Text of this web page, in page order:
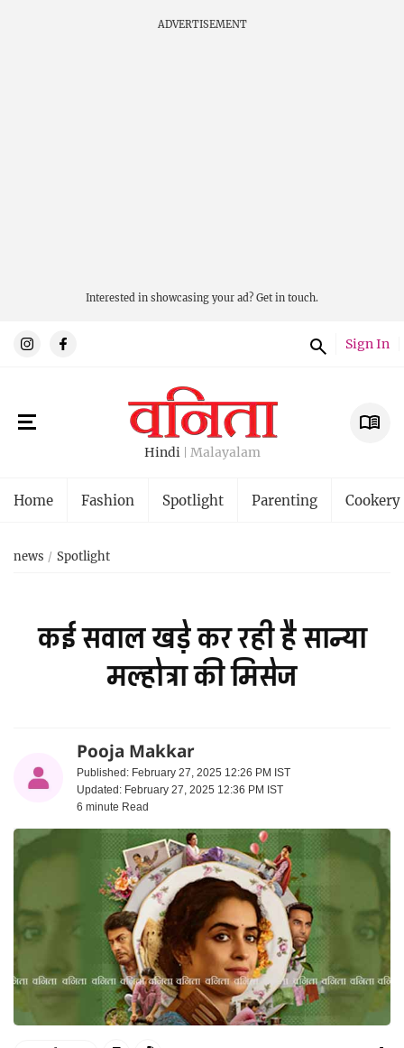
ADVERTISEMENT
Interested in showcasing your ad? Get in touch.
Sign In
Hindi Malayalam
Home Fashion Spotlight Parenting Cookery
news Spotlight
कई सवाल खड़े कर रही है सान्या
मल्होत्रा की मिसेज
Pooja Makkar
Published: February 27, 2025 12:26 PM IST
Updated: February 27, 2025 12:36 PM IST
6 minute Read